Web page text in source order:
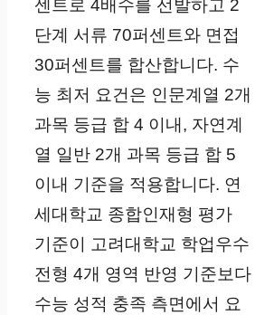
센트로 4배수를 선발하고 2
단계 서류 70퍼센트와 면접
30퍼센트를 합산합니다. 수
능 최저 요건은 인문계열 2개
과목 등급 합 4 이내, 자연계
열 일반 2개 과목 등급 합 5
이내 기준을 적용합니다. 연
세대학교 종합인재형 평가
기준이 고려대학교 학업우수
전형 4개 영역 반영 기준보다
수능 성적 충족 측면에서 요